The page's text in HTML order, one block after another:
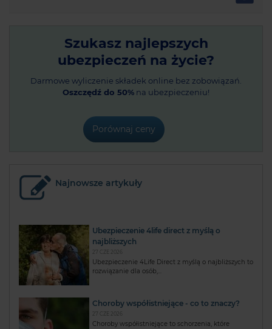
Szukasz najlepszych
ubezpieczeń na życie?
Darmowe wyliczenie składek online bez zobowiązań.
Oszczędź do 50% na ubezpieczeniu!
Porównaj ceny
Najnowsze artykuły
Ubezpieczenie 4life direct z myślą o
najbliższych
27 CZE 2026
Ubezpieczenie 4Life Direct z myślą o najbliższych to
rozwiązanie dla osób,...
Choroby współistniejące - co to znaczy?
27 CZE 2026
Choroby współistniejące to schorzenia, które